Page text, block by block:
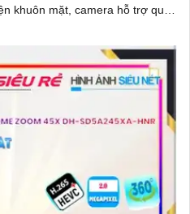
khuôn mặt, camera hỗ trợ quan